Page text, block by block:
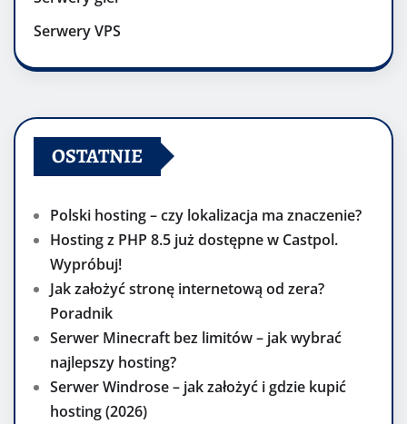
Serwery VPS
OSTATNIE
Polski hosting – czy lokalizacja ma znaczenie?
Hosting z PHP 8.5 już dostępne w Castpol.
Wypróbuj!
Jak założyć stronę internetową od zera?
Poradnik
Serwer Minecraft bez limitów – jak wybrać
najlepszy hosting?
Serwer Windrose – jak założyć i gdzie kupić
hosting (2026)